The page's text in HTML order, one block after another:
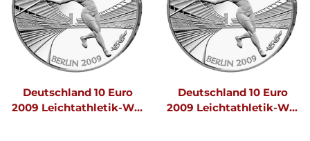
Deutschland 10 Euro
2009 Leichtathletik-WM
Deutschland 10 Euro
2009 Leichtathletik-WM